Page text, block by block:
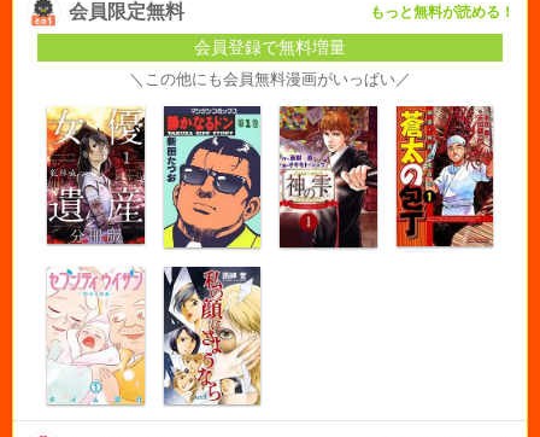
会員限定無料 もっと無料が読める！
会員登録で無料増量
＼この他にも会員無料漫画がいっぱい／